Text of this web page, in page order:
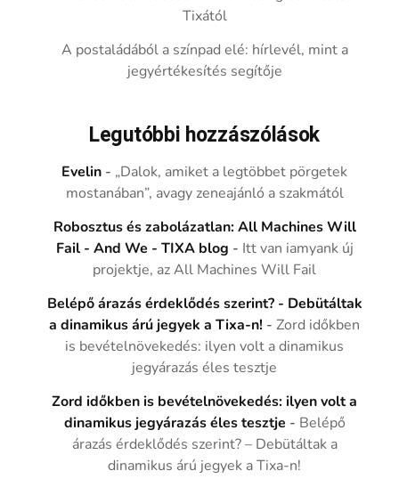
Tixától
A postaládából a színpad elé: hírlevél, mint a
jegyértékesítés segítője
Legutóbbi hozzászólások
Evelin - „Dalok, amiket a legtöbbet pörgetek
mostanában”, avagy zeneajánló a szakmától
Robosztus és zabolázatlan: All Machines Will
Fail - And We - TIXA blog - Itt van iamyank új
projektje, az All Machines Will Fail
Belépő árazás érdeklődés szerint? - Debütáltak
a dinamikus árú jegyek a Tixa-n! -Zord időkben
is bevételnövekedés: ilyen volt a dinamikus
jegyárazás éles tesztje
Zord időkben is bevételnövekedés: ilyen volt a
dinamikus jegyárazás éles tesztje - Belépő
árazás érdeklődés szerint? – Debütáltak a
dinamikus árú jegyek a Tixa-n!